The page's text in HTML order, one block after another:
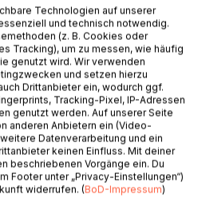
und Torsten Schwendrat,
Technologien auf unserer
und technisch notwendig.
(z. B. Cookies oder
Tracking), um zu messen, wie häufig
genutzt wird. Wir verwenden
und setzen hierzu
Drittanbieter ein, wodurch ggf.
Tracking-Pixel, IP-Adressen
genutzt werden. Auf unserer Seite
anderen Anbietern ein (Video-
Datenverarbeitung und ein
keinen Einfluss. Mit deiner
beschriebenen Vorgänge ein. Du
Footer unter „Privacy-Einstellungen“)
widerrufen. (BoD-Impressum)